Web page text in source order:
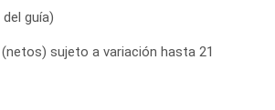
guía)
sujeto a variación hasta 21